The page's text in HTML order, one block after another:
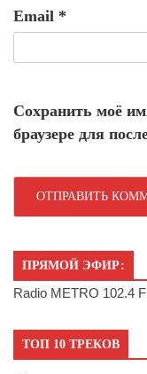
Email *
Сохранить моё
браузере для
ПРЯМОЙ ЭФИР:
Radio METRO 102.4
ТОП 10 ТРЕКОВ